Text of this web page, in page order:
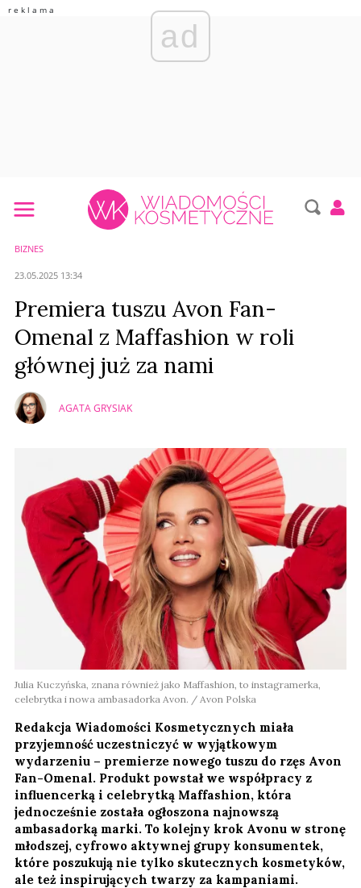
ad
BIZNES
23.05.2025 13:34
Premiera tuszu Avon Fan-
Omenal z Maffashion w roli
głównej już za nami
AGATA GRYSIAK
Julia Kuczyńska, znana również jako Maffashion, to instagramerka,
celebrytka i nowa ambasadorka Avon. / Avon Polska
Redakcja Wiadomości Kosmetycznych miała
przyjemność uczestniczyć w wyjątkowym
wydarzeniu – premierze nowego tuszu do rzęs Avon
Fan-Omenal. Produkt powstał we współpracy z
influencerką i celebrytką Maffashion, która
jednocześnie została ogłoszona najnowszą
ambasadorką marki. To kolejny krok Avonu w stronę
młodszej, cyfrowo aktywnej grupy konsumentek,
które poszukują nie tylko skutecznych kosmetyków,
ale też inspirujących twarzy za kampaniami.